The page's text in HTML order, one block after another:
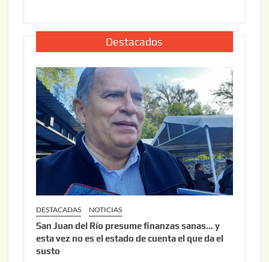
,
0
2
6
l
o
2
2
,
2
6
Destacados
DESTACADAS NOTICIAS
San Juan del Río presume finanzas sanas… y
esta vez no es el estado de cuenta el que da el
susto